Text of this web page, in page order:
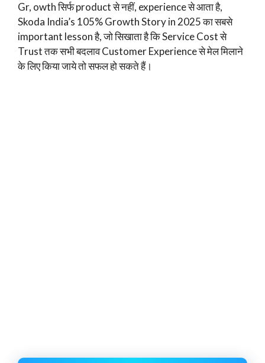
Gr, owth सिर्फ product से नहीं, experience से आता है,
Skoda India’s 105% Growth Story in 2025 का सबसे
important lesson है, जो सिखाता है कि Service Cost से
Trust तक सभी बदलाव Customer Experience से मेल मिलाने
के लिए किया जाये तो सफल हो सकते हैं।